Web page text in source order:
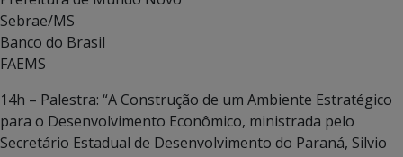
Sebrae/MS
Banco do Brasil
FAEMS
14h – Palestra: “A Construção de um Ambiente Estratégico
para o Desenvolvimento Econômico, ministrada pelo
Secretário Estadual de Desenvolvimento do Paraná, Silvio